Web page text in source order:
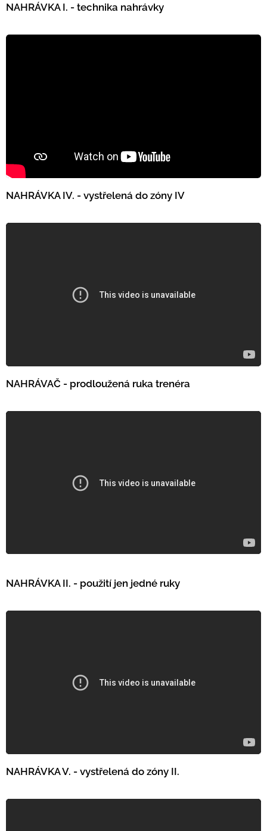
NAHRÁVKA I. - technika nahrávky
NAHRÁVKA IV. - vystřelená do zóny IV
NAHRÁVAČ - prodloužená ruka trenéra
NAHRÁVKA II. - použití jen jedné ruky
NAHRÁVKA V. - vystřelená do zóny II.